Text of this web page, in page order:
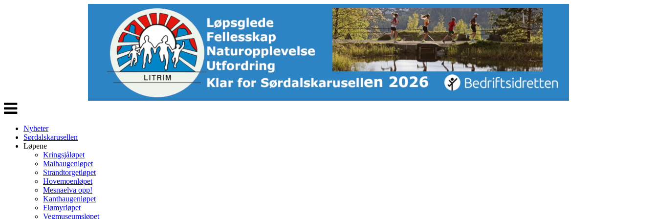
Veksle
navigasjon
Nyheter
Sørdalskarusellen
Løpene
Kringsjåløpet
Maihaugenløpet
Strandtorgetløpet
Hovemoenløpet
Mesnaelva opp!
Kanthaugenløpet
Flømyrløpet
Vegmuseumsløpet